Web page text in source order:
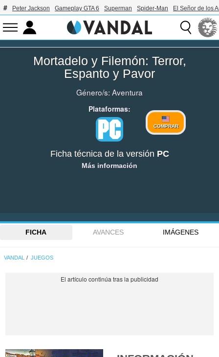
Peter Jackson Gameplay GTA 6 Superman Spider-Man El Señor de los
Mortadelo y Filemón: Terror,
Espanto y Pavor
Género/s: Aventura
Plataformas:
COMPRAR
Ficha técnica de la versión PC
Más información
FICHA AVANCES IMÁGENES
VANDAL JUEGOS